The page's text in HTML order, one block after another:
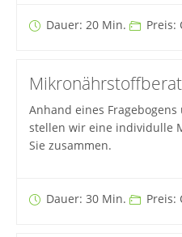
Dauer: 20 Min. Preis:
Anhand eines
stellen wir eine individulle
Sie zusammen.
Dauer: 30 Min. Preis: